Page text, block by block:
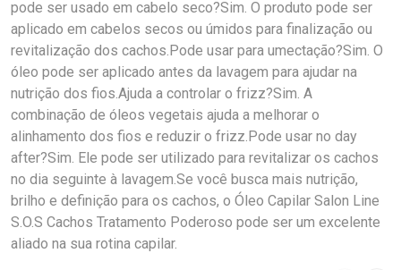
pode ser usado em cabelo seco?Sim. O produto pode ser
aplicado em cabelos secos ou úmidos para finalização ou
revitalização dos cachos.Pode usar para umectação?Sim. O
óleo pode ser aplicado antes da lavagem para ajudar na
nutrição dos fios.Ajuda a controlar o frizz?Sim. A
combinação de óleos vegetais ajuda a melhorar o
alinhamento dos fios e reduzir o frizz.Pode usar no day
after?Sim. Ele pode ser utilizado para revitalizar os cachos
no dia seguinte à lavagem.Se você busca mais nutrição,
brilho e definição para os cachos, o Óleo Capilar Salon Line
S.O.S Cachos Tratamento Poderoso pode ser um excelente
aliado na sua rotina capilar.